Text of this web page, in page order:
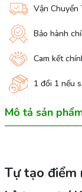
Vận Chuyển
Bảo hành
Cam kết
1 đổi 1 nếu
Mô tả sản
Tự tạo điểm